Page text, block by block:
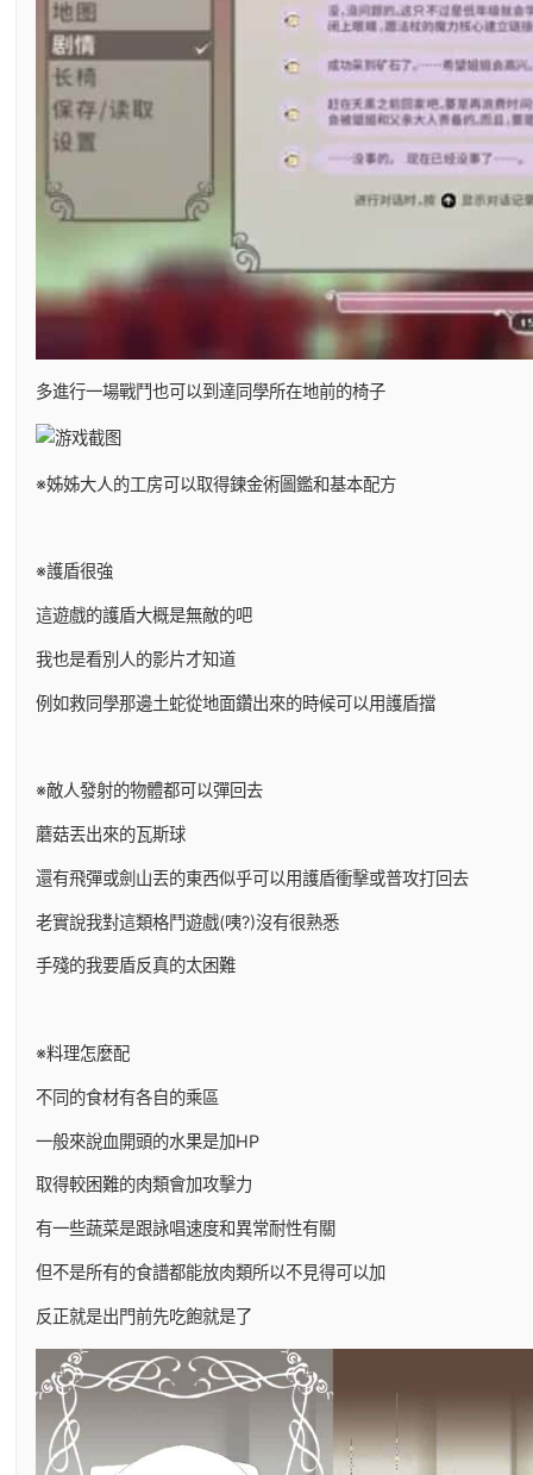
多進行一場戰鬥也可以到達同學所在地前的椅子
※姊姊大人的工房可以取得鍊金術圖鑑和基本配方
※護盾很強
這遊戲的護盾大概是無敵的吧
我也是看別人的影片才知道
例如救同學那邊土蛇從地面鑽出來的時候可以用護盾擋
※敵人發射的物體都可以彈回去
蘑菇丟出來的瓦斯球
還有飛彈或劍山丟的東西似乎可以用護盾衝擊或普攻打回去
老實說我對這類格鬥遊戲(咦?)沒有很熟悉
手殘的我要盾反真的太困難
※料理怎麼配
不同的食材有各自的乘區
一般來說血開頭的水果是加HP
取得較困難的肉類會加攻擊力
有一些蔬菜是跟詠唱速度和異常耐性有關
但不是所有的食譜都能放肉類所以不見得可以加
反正就是出門前先吃飽就是了